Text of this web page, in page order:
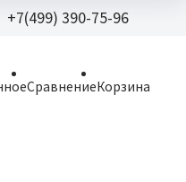
+7(499) 390-75-96
СравнениеКорзина